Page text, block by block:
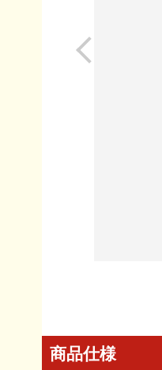
商品仕様